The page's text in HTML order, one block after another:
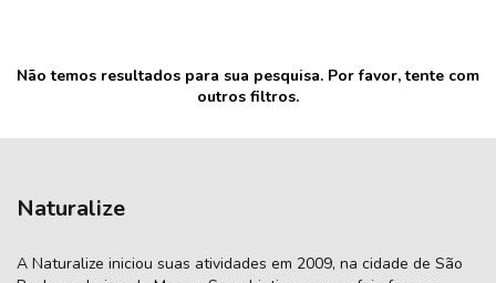
Não temos resultados para sua pesquisa. Por favor, tente com
outros filtros.
Naturalize
A Naturalize iniciou suas atividades em 2009, na cidade de São